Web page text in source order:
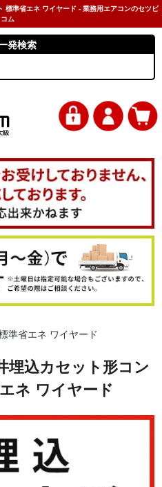
標準省エネ ワイヤード - 業務用エアコンのセツビ
コム
発検索
準省エネ ワイヤード
埋込カセット形コン
ネ ワイヤード